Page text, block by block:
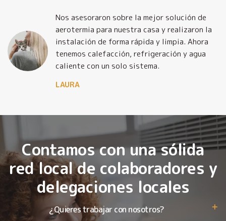
Nos asesoraron sobre la mejor solución de
aerotermia para nuestra casa y realizaron la
instalación de forma rápida y limpia. Ahora
tenemos calefacción, refrigeración y agua
caliente con un solo sistema.
LAURA
Contamos con una sólida
red local de colaboradores y
delegaciones locales
¿Quieres trabajar con nosotros?